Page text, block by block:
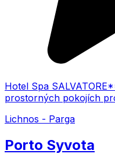
Hotel Spa
prostorných pokojích
Lichnos - Parga
Porto Syvota